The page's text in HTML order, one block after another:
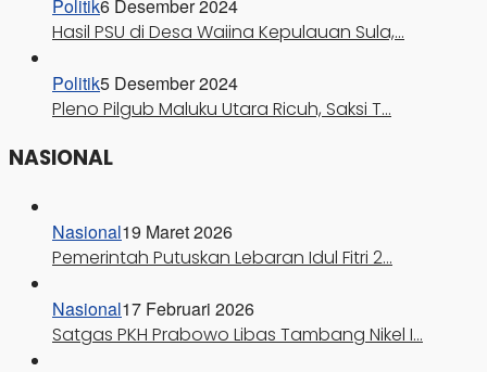
Politik6 Desember 2024
Hasil PSU di Desa Waiina Kepulauan Sula,…
Politik5 Desember 2024
Pleno Pilgub Maluku Utara Ricuh, Saksi T…
NASIONAL
Nasional19 Maret 2026
Pemerintah Putuskan Lebaran Idul Fitri 2…
Nasional17 Februari 2026
Satgas PKH Prabowo Libas Tambang Nikel I…